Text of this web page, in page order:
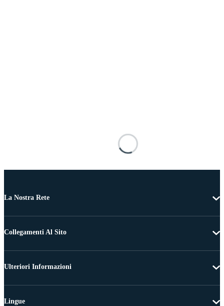
La Nostra Rete
Collegamenti Al Sito
Ulteriori Informazioni
Lingue